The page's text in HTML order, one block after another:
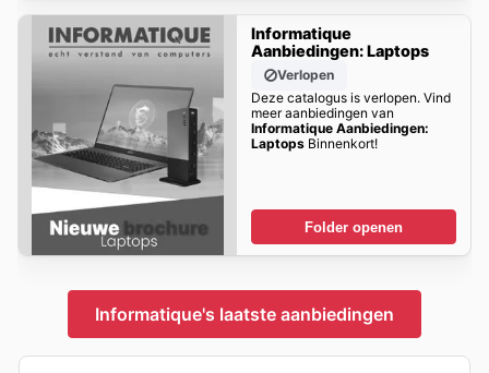
Informatique
Aanbiedingen: Laptops
Verlopen
Deze catalogus is verlopen. Vind
meer aanbiedingen van
Informatique Aanbiedingen:
LaptopsBinnenkort!
Folder openen
Informatique's laatste aanbiedingen